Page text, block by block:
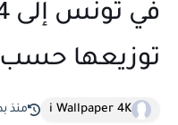
توزيعها
i Wallpaper 4K منذ